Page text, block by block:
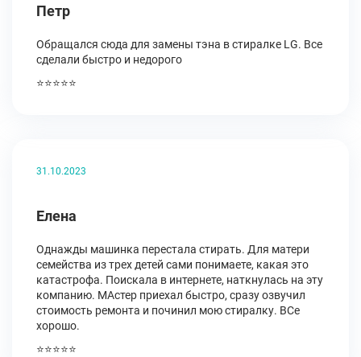
Петр
Обращался сюда для замены тэна в стиралке LG. Все
сделали быстро и недорого
⭐⭐⭐⭐⭐
31.10.2023
Елена
Однажды машинка перестала стирать. Для матери
семейства из трех детей сами понимаете, какая это
катастрофа. Поискала в интернете, наткнулась на эту
компанию. МАстер приехал быстро, сразу озвучил
стоимость ремонта и починил мою стиралку. ВСе
хорошо.
⭐⭐⭐⭐⭐